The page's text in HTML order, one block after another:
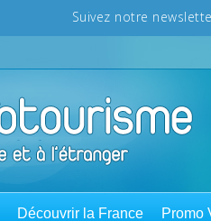
Découvrir la France Promo